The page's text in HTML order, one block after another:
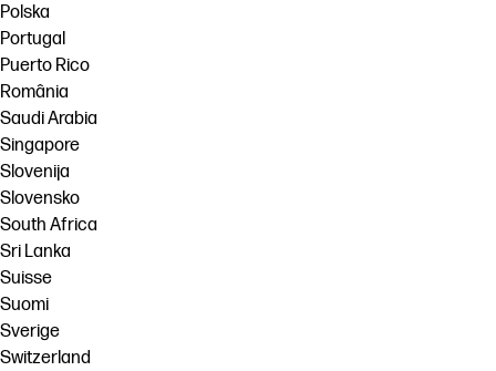
Polska
Portugal
Puerto Rico
România
Saudi Arabia
Singapore
Slovenija
Slovensko
South Africa
Sri Lanka
Suisse
Suomi
Sverige
Switzerland